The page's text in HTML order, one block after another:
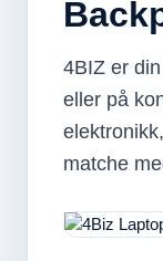
4BIZ er
eller på
matche